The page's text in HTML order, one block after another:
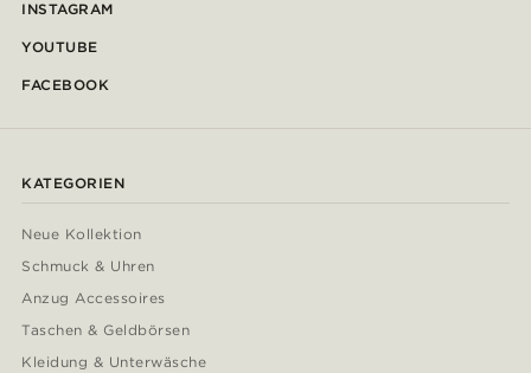
INSTAGRAM
YOUTUBE
FACEBOOK
KATEGORIEN
Neue Kollektion
Schmuck & Uhren
Anzug Accessoires
Taschen & Geldbörsen
Kleidung & Unterwäsche